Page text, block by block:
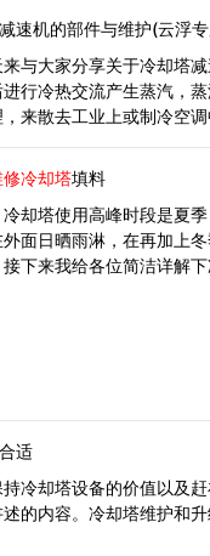
减速机的部件与维护(云浮
与大家分享关于冷却塔
行冷热交流产生蒸汽，
来散去工业上或制冷空
修冷却塔填料
却塔使用高峰时段是夏
面日晒雨淋，在再加上
下来我给各位简洁详解
适
持冷却塔设备的价值以及
的内容。冷却塔维护和